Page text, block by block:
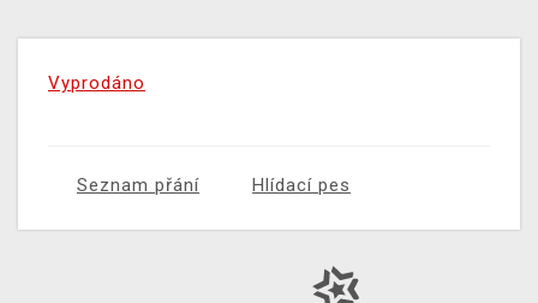
Vyprodáno
Seznam přání Hlídací pes